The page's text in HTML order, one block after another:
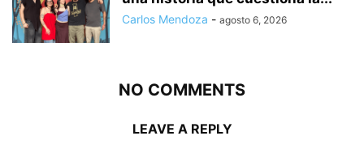
Carlos Mendoza - agosto 6, 2026
NO COMMENTS
LEAVE A REPLY